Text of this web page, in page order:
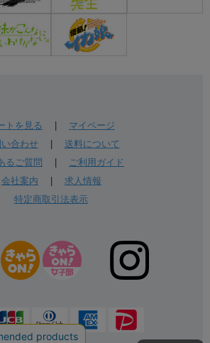
トを見る
マイページ
合わせ| 送料について
るご質問
ご利用ガイド
会社案内
求人情報
特定商取引法表示